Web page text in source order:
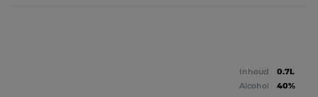
Inhoud
0.7L
Alcohol
40%